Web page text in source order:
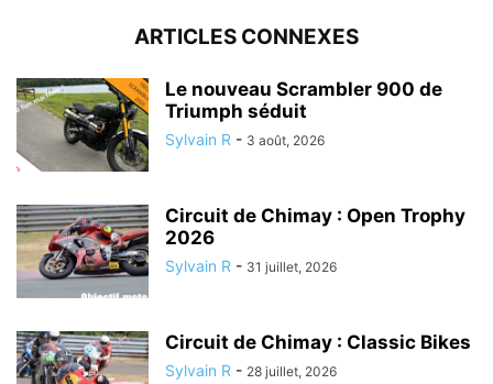
ARTICLES CONNEXES
Le nouveau Scrambler 900 de
Triumph séduit
Sylvain R - 3 août, 2026
Circuit de Chimay : Open Trophy
2026
Sylvain R - 31 juillet, 2026
Circuit de Chimay : Classic Bikes
Sylvain R - 28 juillet, 2026